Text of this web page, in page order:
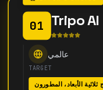
01 Tripo AI
عالمي
TARGET
ثلاثية الأبعاد، المطورون